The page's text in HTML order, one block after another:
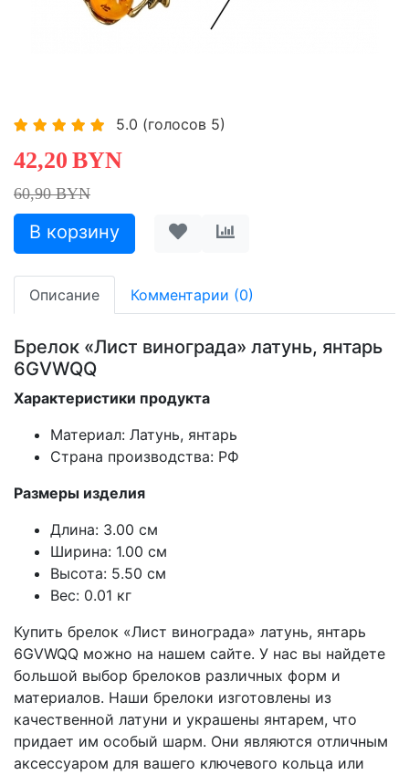
5.0 (голосов 5)
42,20 BYN
60,90 BYN
Описание Комментарии (0)
Брелок «Лист винограда» латунь, янтарь
6GVWQQ
Характеристики продукта
Материал: Латунь, янтарь
Страна производства: РФ
Размеры изделия
Длина: 3.00 см
Ширина: 1.00 см
Высота: 5.50 см
Вес: 0.01 кг
Купить брелок «Лист винограда» латунь, янтарь
6GVWQQ можно на нашем сайте. У нас вы найдете
большой выбор брелоков различных форм и
материалов. Наши брелоки изготовлены из
качественной латуни и украшены янтарем, что
придает им особый шарм. Они являются отличным
аксессуаром для вашего ключевого кольца или